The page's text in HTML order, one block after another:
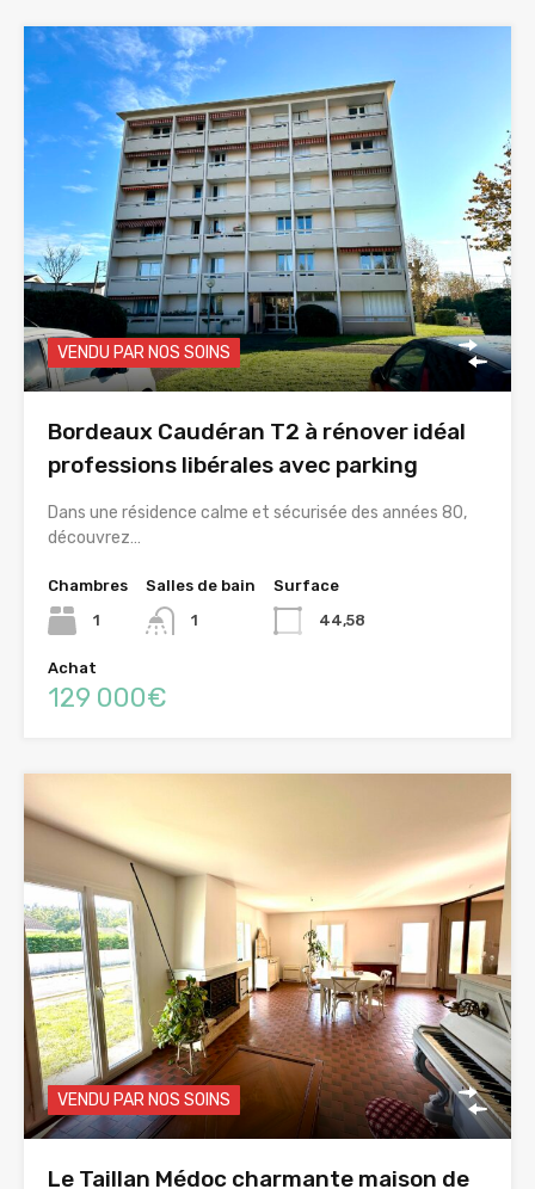
VENDU PAR NOS SOINS
Bordeaux Caudéran T2 à rénover idéal
professions libérales avec parking
Dans une résidence calme et sécurisée des années 80,
découvrez…
Chambres
1
Salles de bain
1
Surface
44,58
Achat
129 000€
VENDU PAR NOS SOINS
Le Taillan Médoc charmante maison de